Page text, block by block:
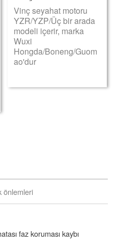
Vinç seyahat motoru
YZR/YZP/Üç bir arada
modeli içerir, marka
Wuxi
Hongda/Boneng/Guom
ao'dur
önlemleri
faz koruması kaybı